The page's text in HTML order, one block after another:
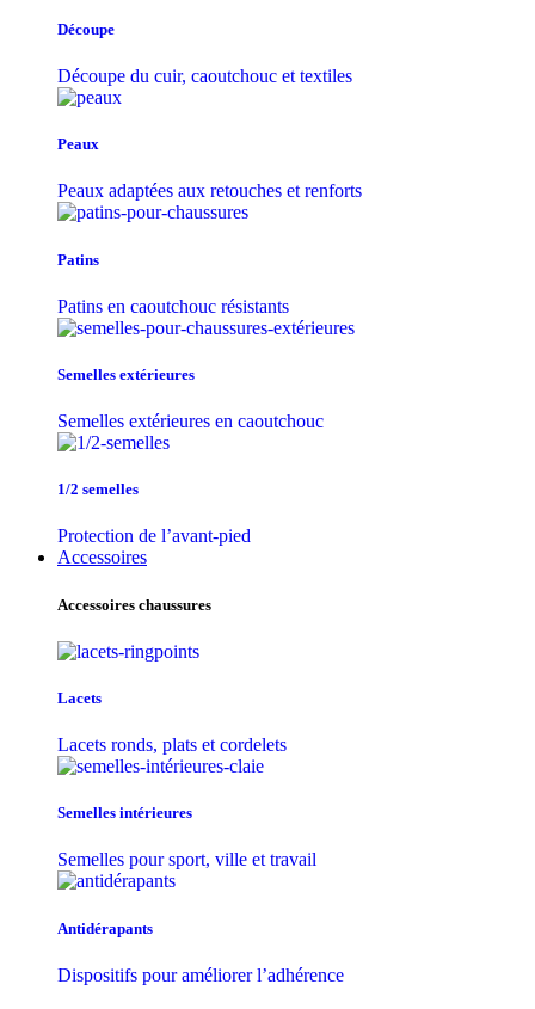
Découpe
Découpe du cuir, caoutchouc et textiles
Peaux
Peaux adaptées aux retouches et renforts
Patins
Patins en caoutchouc résistants
Semelles extérieures
Semelles extérieures en caoutchouc
1/2 semelles
Protection de l’avant-pied
Accessoires
Accessoires chaussures
Lacets
Lacets ronds, plats et cordelets
Semelles intérieures
Semelles pour sport, ville et travail
Antidérapants
Dispositifs pour améliorer l’adhérence